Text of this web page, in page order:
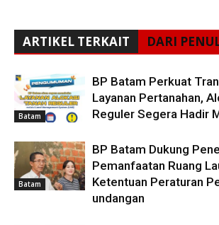
ARTIKEL TERKAIT DARI
Batam
BP Batam Perkuat
Layanan Pertanahan,
Reguler Segera Hadir
Batam
BP Batam Dukung
Pemanfaatan Ruang
Ketentuan Peraturan
undangan